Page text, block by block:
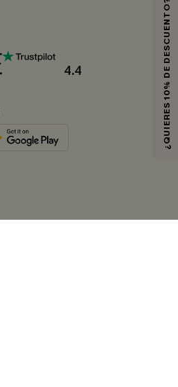
4.4 ¿QUIERES 10% DE DESCUENTO?